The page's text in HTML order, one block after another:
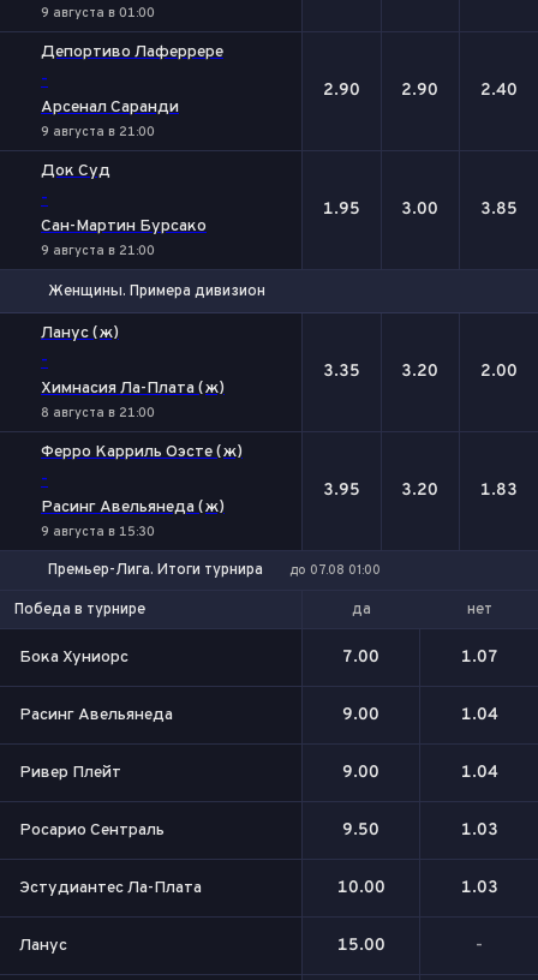
9 августа в 01:00
Депортиво Лаферрере
-
Арсенал Саранди
9 августа в 21:00
2.90 2.90 2.40
Док Суд
-
Сан-Мартин Бурсако
9 августа в 21:00
1.95 3.00 3.85
Женщины. Примера дивизион
Ланус (ж)
-
Химнасия Ла-Плата (ж)
8 августа в 21:00
3.35 3.20 2.00
Ферро Карриль Оэсте (ж)
-
Расинг Авельянеда (ж)
9 августа в 15:30
3.95 3.20 1.83
Премьер-Лига. Итоги турнира до 07.08 01:00
Победа в турнире да нет
Бока Хуниорс 7.00 1.07
Расинг Авельянеда 9.00 1.04
Ривер Плейт 9.00 1.04
Росарио Сентраль 9.50 1.03
Эстудиантес Ла-Плата 10.00 1.03
Ланус 15.00 -